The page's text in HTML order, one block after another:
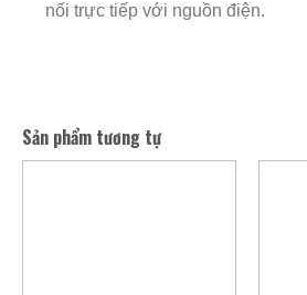
nối trực tiếp với nguồn điện.
Sản phẩm tương tự